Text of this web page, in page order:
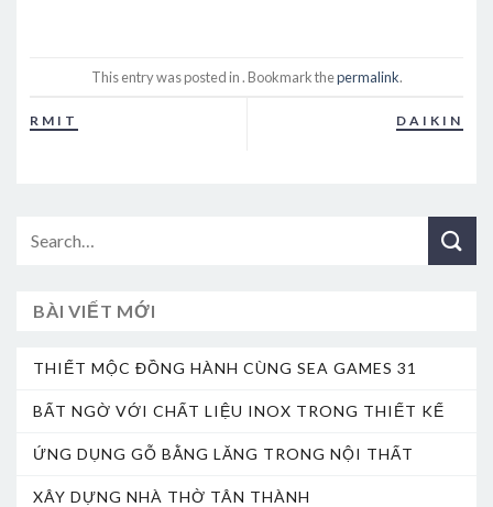
This entry was posted in . Bookmark thepermalink.
RMIT DAIKIN
BÀI VIẾT MỚI
THIẾT MỘC ĐỒNG HÀNH CÙNG SEA GAMES 31
BẤT NGỜ VỚI CHẤT LIỆU INOX TRONG THIẾT KẾ
ỨNG DỤNG GỖ BẰNG LĂNG TRONG NỘI THẤT
XÂY DỰNG NHÀ THỜ TÂN THÀNH